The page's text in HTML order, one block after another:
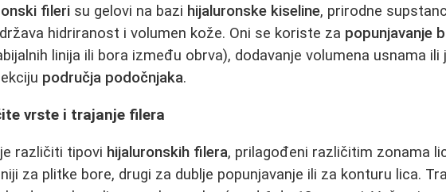
fileri su gelovi na bazi hijaluronske kiseline, prirodne
hidriranost i volumen kože. Oni se koriste za popunjavanje
linija ili bora između obrva), dodavanje volumena usnama ili
područja podočnjaka.
vrste i trajanje filera
različiti tipovi hijaluronskih filera, prilagođeni različitim zonama
za plitke bore, drugi za dublje popunjavanje ili za konturu lica.